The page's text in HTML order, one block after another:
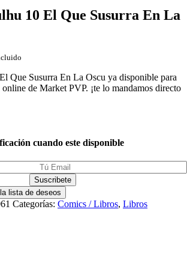
10 El Que Susurra En La
Que Susurra En La Oscu ya disponible para
de Market PVP. ¡te lo mandamos directo
cuando este disponible
lista de deseos
Categorías: Comics / Libros, Libros